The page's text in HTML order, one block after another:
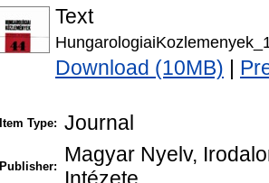
Text
Download (10MB)
Item Type: Journal
Publisher:
Magyar Nyelv,